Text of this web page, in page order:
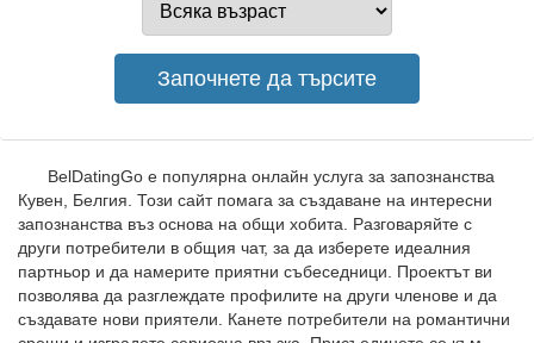
BelDatingGo е популярна онлайн услуга за запознанства
Кувен, Белгия. Този сайт помага за създаване на интересни
запознанства въз основа на общи хобита. Разговаряйте с
други потребители в общия чат, за да изберете идеалния
партньор и да намерите приятни събеседници. Проектът ви
позволява да разглеждате профилите на други членове и да
създавате нови приятели. Канете потребители на романтични